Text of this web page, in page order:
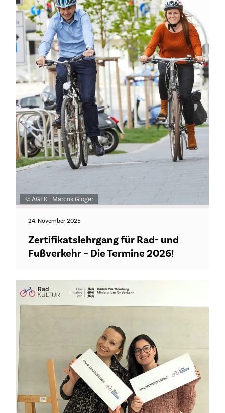
© AGFK | Marcus Gloger
24. November 2025
Zertifikatslehrgang für Rad- und
Fußverkehr – Die Termine 2026!